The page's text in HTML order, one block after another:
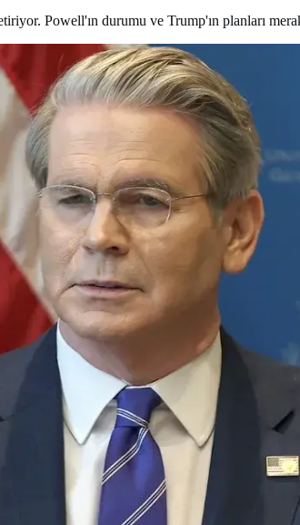
Powell'ın durumu ve Trump'ın planları